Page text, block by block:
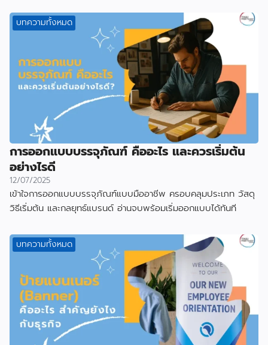
บทความทั้งหมด
การออกแบบบรรจุภัณฑ์ คืออะไร และควรเริ่มต้น
อย่างไรดี
12/07/2025
เข้าใจการออกแบบบรรจุภัณฑ์แบบมืออาชีพ ครอบคลุมประเภท วัสดุ
วิธีเริ่มต้น และกลยุทธ์แบรนด์ อ่านจบพร้อมเริ่มออกแบบได้ทันที
บทความทั้งหมด